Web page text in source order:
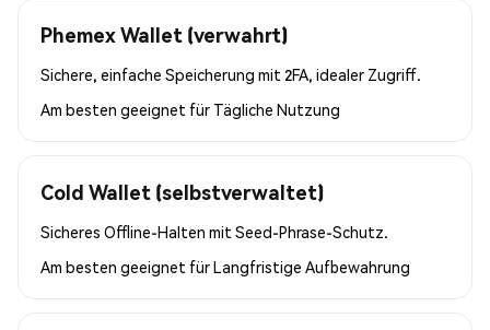
Phemex Wallet (verwahrt)
Sichere, einfache Speicherung mit 2FA, idealer Zugriff.
Am besten geeignet für Tägliche Nutzung
Cold Wallet (selbstverwaltet)
Sicheres Offline-Halten mit Seed-Phrase-Schutz.
Am besten geeignet fürLangfristige Aufbewahrung